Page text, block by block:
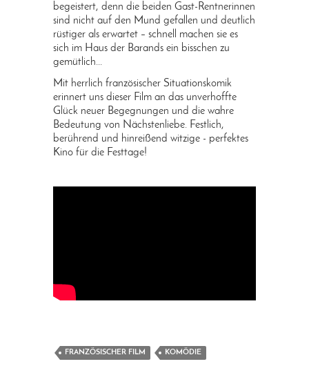
begeistert, denn die beiden Gast-Rentnerinnen
sind nicht auf den Mund gefallen und deutlich
rüstiger als erwartet – schnell machen sie es
sich im Haus der Barands ein bisschen zu
gemütlich...
Mit herrlich französischer Situationskomik
erinnert uns dieser Film an das unverhoffte
Glück neuer Begegnungen und die wahre
Bedeutung von Nächstenliebe. Festlich,
berührend und hinreißend witzige - perfektes
Kino für die Festtage!
FRANZÖSISCHER FILM KOMÖDIE